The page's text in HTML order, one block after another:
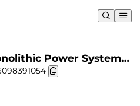
Power Systems
& Chart